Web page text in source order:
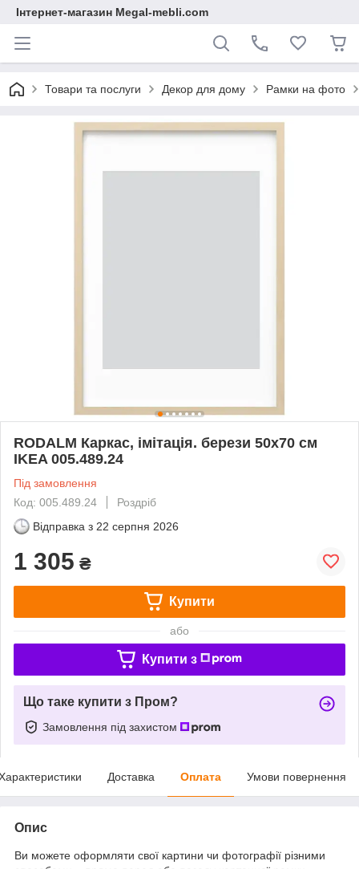
Інтернет-магазин Megal-mebli.com
Товари та послуги Декор для дому Рамки на фото
RODALM Каркас, імітація. берези 50х70 см
IKEA 005.489.24
Під замовлення
Код: 005.489.24
Роздріб
Відправка з 22 серпня 2026
1 305 ₴
Купити
або
Купити з
Що таке купити з Пром?
Замовлення під захистом
Доставка Оплата Умови повернення
Опис
Ви можете оформляти свої картини чи фотографії різними